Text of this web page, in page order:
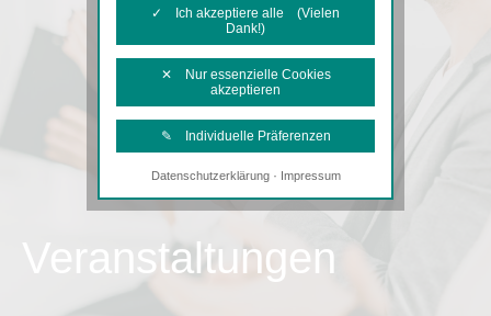
Veranstaltungen
✓ Ich akzeptiere alle (Vielen
Dank!)
✕ Nur essenzielle Cookies
akzeptieren
✎ Individuelle Präferenzen
Notwendige Cookies
Diese Cookies sind erforderlich, um die
Tracking- und Targeting-Cookies
Datenschutzerklärung· Impressum